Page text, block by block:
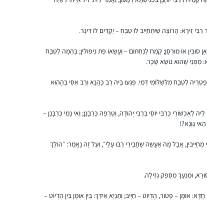
זֵירָא: הָרוֹצֶה שֶׁיִּתְחַיֵּיב לוֹ טַבָּח – יַקְדִּים לוֹ דִּינָר.
סוּבִּין אוֹ מוּרְסָן; קֶמַח לַנַּחְתּוֹם – וַעֲשָׂאוֹ פַּת נִיפּוּלִין; בְּהֵמָה לַטַּבָּח
מִפְּנֵי שֶׁהוּא נוֹשֵׂא שָׂכָר.
לְטַבָּח מִלְּשַׁלּוֹמֵי דְּמֵי. פְּגַעוּ בֵּיהּ רַב כָּהֲנָא וְרַב אַסִּי בְּהָהוּא
לְאַכְשׁוֹרֵי כְּרַבִּי יוֹסֵי בְּרַבִּי יְהוּדָה, וְטַרְפַהּ כְּרַבָּנַן; וְאִי נָמֵי כְּרַבָּנַן –
גַּוְנָא?!
אֲבָל מָה אֶעֱשֶׂה שֶׁחֲבֵירַי רַבּוּ עָלַי״, וְעַל זֶה נֶאֱמַר: ״הוֹלֵךְ
וּמַנְעָךְ מִסְּפֵק גְּזֵילָה.
אוּמָּן – פָּטוּר, הֶדְיוֹט – חַיָּיב; וְתַנְיָא אִידַּךְ: בֵּין אוּמָּן בֵּין הֶדְיוֹט –
לצערי גדלתי בדור שבו לימוד גמרא לנשים לא
היה דבר שבשגרה ושנים שאני חולמת להשלים
להצטרף ללימוד מסכת תענית. כשקראתי את
"תמיד חלמת ללמוד גמרא ולא ידעת איך
מיכי קדוש
מורשת, ישראל
נתקלתי בתגובות מפרגנות וסקרניות איך אישה
לומדת גמרא..
כמו שרואים בתמונה אני ממשיכה ללמוד גם היום
השלישית.
רבבה, ישראל